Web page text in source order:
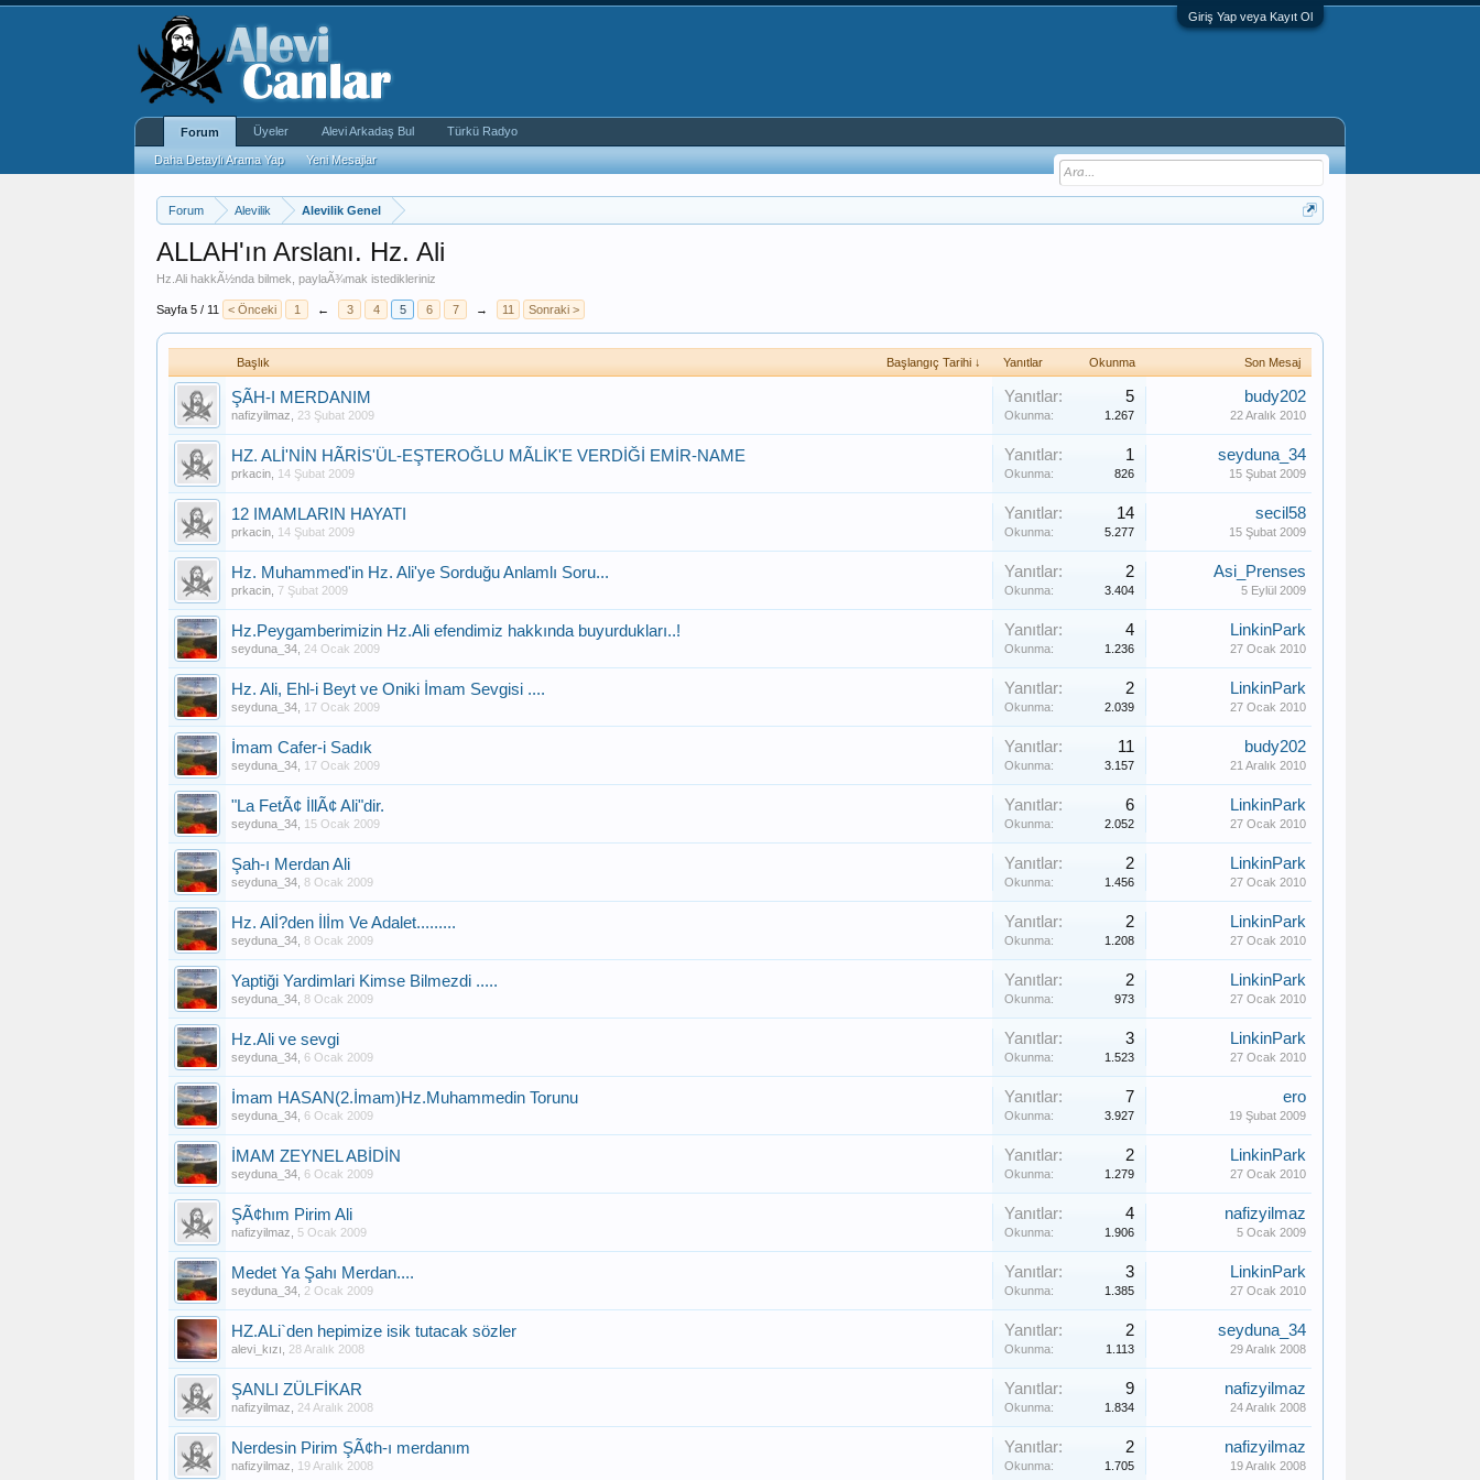
Giriş Yap veya Kayıt Ol
Forum Alevilik Alevilik Genel
ALLAH'ın Arslanı. Hz. Ali
Hz.Ali hakkÃ½nda bilmek, paylaÃ¾mak istedikleriniz
Sayfa 5 / 11 < Önceki 1 ← 3 4 5 6 7 → 11 Sonraki >
Başlık Başlangıç Tarihi ↓ Yanıtlar Okunma Son Mesaj
ŞÃH-I MERDANIM
nafizyilmaz 23 Şubat 2009
Yanıtlar: 5
Okunma: 1.267
budy202
22 Aralık 2010
HZ. ALİ'NİN HÃRİS'ÜL-EŞTEROĞLU MÃLİK'E VERDİĞİ EMİR-NAME
prkacin 14 Şubat 2009
Yanıtlar: 1
Okunma: 826
seyduna_34
15 Şubat 2009
12 IMAMLARIN HAYATI
prkacin 14 Şubat 2009
Yanıtlar: 14
Okunma: 5.277
secil58
15 Şubat 2009
Hz. Muhammed'in Hz. Ali'ye Sorduğu Anlamlı Soru...
prkacin 7 Şubat 2009
Yanıtlar: 2
Okunma: 3.404
Asi_Prenses
5 Eylül 2009
Hz.Peygamberimizin Hz.Ali efendimiz hakkında buyurdukları..!
seyduna_34 24 Ocak 2009
Yanıtlar: 4
Okunma: 1.236
LinkinPark
27 Ocak 2010
Hz. Ali, Ehl-i Beyt ve Oniki İmam Sevgisi ....
seyduna_34 17 Ocak 2009
Yanıtlar: 2
Okunma: 2.039
LinkinPark
27 Ocak 2010
İmam Cafer-i Sadık
seyduna_34 17 Ocak 2009
Yanıtlar: 11
Okunma: 3.157
budy202
21 Aralık 2010
"La FetÃ¢ İllÃ¢ Ali"dir.
seyduna_34 15 Ocak 2009
Yanıtlar: 6
Okunma: 2.052
LinkinPark
27 Ocak 2010
Şah-ı Merdan Ali
seyduna_34 8 Ocak 2009
Yanıtlar: 2
Okunma: 1.456
LinkinPark
27 Ocak 2010
Hz. Alİ?den İlİm Ve Adalet.........
seyduna_34 8 Ocak 2009
Yanıtlar: 2
Okunma: 1.208
LinkinPark
27 Ocak 2010
Yaptiği Yardimlari Kimse Bilmezdi .....
seyduna_34 8 Ocak 2009
Yanıtlar: 2
Okunma: 973
LinkinPark
27 Ocak 2010
Hz.Ali ve sevgi
seyduna_34 6 Ocak 2009
Yanıtlar: 3
Okunma: 1.523
LinkinPark
27 Ocak 2010
İmam HASAN(2.İmam)Hz.Muhammedin Torunu
seyduna_34 6 Ocak 2009
Yanıtlar: 7
Okunma: 3.927
ero
19 Şubat 2009
İMAM ZEYNEL ABİDİN
seyduna_34 6 Ocak 2009
Yanıtlar: 2
Okunma: 1.279
LinkinPark
27 Ocak 2010
ŞÃ¢hım Pirim Ali
nafizyilmaz 5 Ocak 2009
Yanıtlar: 4
Okunma: 1.906
nafizyilmaz
5 Ocak 2009
Medet Ya Şahı Merdan....
seyduna_34 2 Ocak 2009
Yanıtlar: 3
Okunma: 1.385
LinkinPark
27 Ocak 2010
HZ.ALi`den hepimize isik tutacak sözler
alevi_kızı 28 Aralık 2008
Yanıtlar: 2
Okunma: 1.113
seyduna_34
29 Aralık 2008
ŞANLI ZÜLFİKAR
nafizyilmaz 24 Aralık 2008
Yanıtlar: 9
Okunma: 1.834
nafizyilmaz
24 Aralık 2008
Nerdesin Pirim ŞÃ¢h-ı merdanım
nafizyilmaz 19 Aralık 2008
Yanıtlar: 2
Okunma: 1.705
nafizyilmaz
19 Aralık 2008
Forum
Daha Detaylı Arama Yap Yeni Mesajlar
Üyeler Alevi Arkadaş Bul Türkü Radyo